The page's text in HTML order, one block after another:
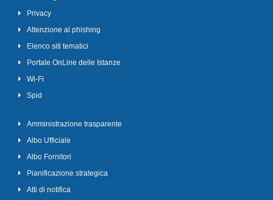
Privacy
Attenzione al phishing
Elenco siti tematici
Portale OnLine delle Istanze
Wi-Fi
Spid
Amministrazione trasparente
Albo Ufficiale
Albo Fornitori
Pianificazione strategica
Atti di notifica